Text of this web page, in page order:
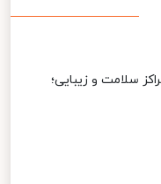
سلامت و زیبایی؛